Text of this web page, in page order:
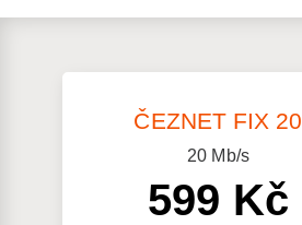
ČEZNET FIX 20
20 Mb/s
599 Kč